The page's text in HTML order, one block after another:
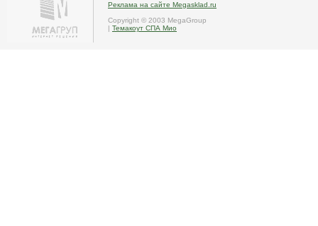
Реклама на сайте Megasklad.ru
Copyright © 2003 MegaGroup
| Темакоут СПА Мио